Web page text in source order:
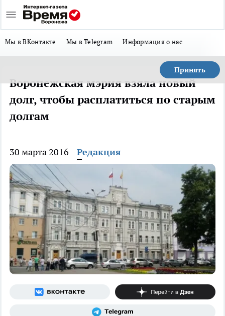
Мы в ВКонтакте Мы в Telegram Информация о нас
Принять
Воронежская мэрия взяла новый
долг, чтобы расплатиться по старым
долгам
30 марта 2016 Редакция